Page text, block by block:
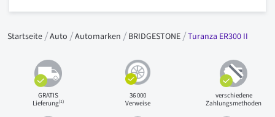
Startseite Auto Automarken BRIDGESTONE Turanza ER300 II
GRATIS
Lieferung(1)
36 000
Verweise
verschiedene
Zahlungsmethoden